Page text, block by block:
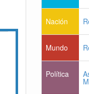
Nación
Mundo
Política